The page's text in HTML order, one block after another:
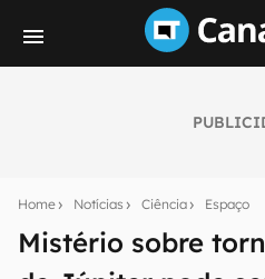
Home Notícias Ciência Espaço
Mistério sobre
notícias e reviews sobre
mão.